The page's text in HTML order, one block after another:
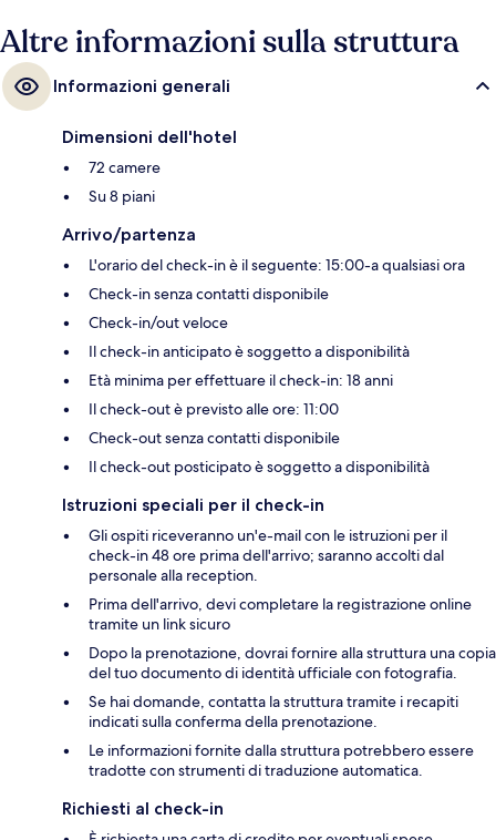
Altre informazioni sulla struttura
Informazioni generali
Dimensioni dell'hotel
72 camere
Su 8 piani
Arrivo/partenza
L'orario del check-in è il seguente: 15:00-a qualsiasi ora
Check-in senza contatti disponibile
Check-in/out veloce
Il check-in anticipato è soggetto a disponibilità
Età minima per effettuare il check-in: 18 anni
Il check-out è previsto alle ore: 11:00
Check-out senza contatti disponibile
Il check-out posticipato è soggetto a disponibilità
Istruzioni speciali per il check-in
Gli ospiti riceveranno un'e-mail con le istruzioni per il
check-in 48 ore prima dell'arrivo; saranno accolti dal
personale alla reception.
Prima dell'arrivo, devi completare la registrazione online
tramite un link sicuro
Dopo la prenotazione, dovrai fornire alla struttura una copia
del tuo documento di identità ufficiale con fotografia.
Se hai domande, contatta la struttura tramite i recapiti
indicati sulla conferma della prenotazione.
Le informazioni fornite dalla struttura potrebbero essere
tradotte con strumenti di traduzione automatica.
Richiesti al check-in